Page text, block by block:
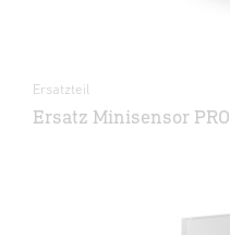
Ersatzteil
Ersatz Minisensor PRO